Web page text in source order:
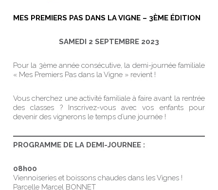
MES PREMIERS PAS DANS LA VIGNE – 3ÈME ÉDITION
SAMEDI 2 SEPTEMBRE 2023
Pour la 3ème année consécutive, la demi-journée familiale
« Mes Premiers Pas dans la Vigne » revient !
Vous cherchez une activité familiale à faire avant la rentrée
des classes ? Inscrivez-vous avec vos enfants pour
devenir des vignerons le temps d’une journée !
PROGRAMME DE LA DEMI-JOURNEE :
08h00
Viennoiseries et boissons chaudes dans les Vignes !
Parcelle Marcel BONNET